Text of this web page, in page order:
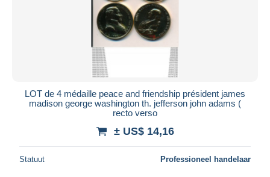
LOT de 4 médaille peace and friendship président james
madison george washington th. jefferson john adams (
recto verso
± US$ 14,16
Statuut Professioneel handelaar